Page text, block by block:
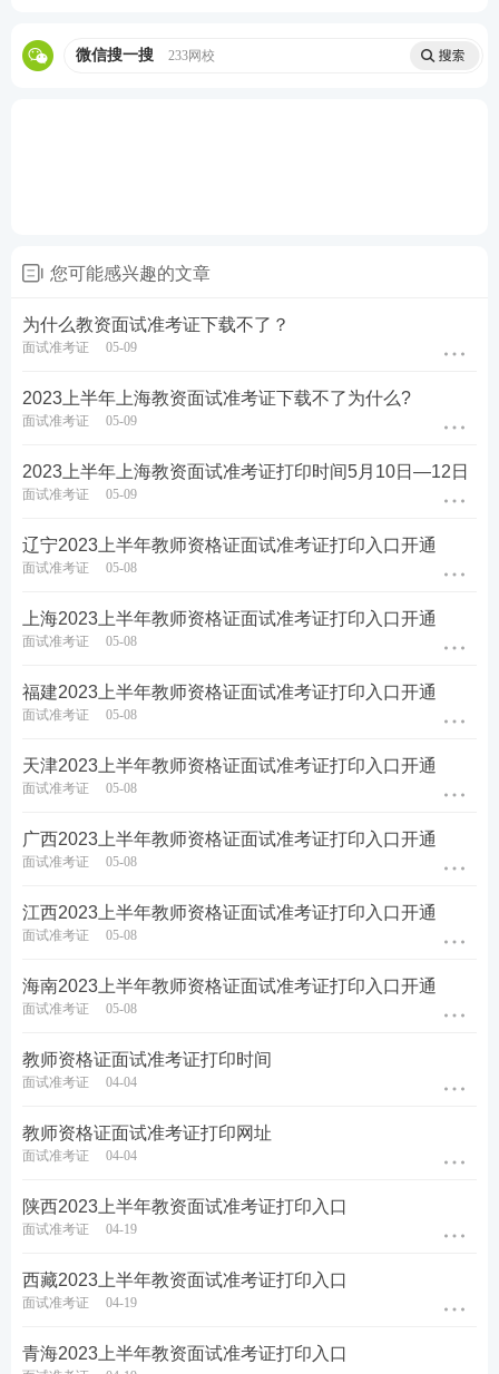
1、身份证、准考证（二者缺一不可）
2023上半年教资面试真题及答案解析>>
教资面试课程推荐
1 上岸无忧班：理论+实战双重教学，直播密训
班从结构化、试讲到答辩串讲，直击面试现场。
加购>>
2 面试指导班：
★推荐：加教师学霸君微信【ks233wx3】享1v1
微信搜一搜 233网校
您可能感兴趣的文章
为什么教资面试准考证下载不了？
面试准考证 05-09
2023上半年上海教资面试准考证下载不了为什么?
面试准考证 05-09
2023上半年上海教资面试准考证打印时间5月10日—12日
面试准考证 05-09
辽宁2023上半年教师资格证面试准考证打印入口开通
面试准考证 05-08
上海2023上半年教师资格证面试准考证打印入口开通
面试准考证 05-08
福建2023上半年教师资格证面试准考证打印入口开通
面试准考证 05-08
天津2023上半年教师资格证面试准考证打印入口开通
面试准考证 05-08
广西2023上半年教师资格证面试准考证打印入口开通
面试准考证 05-08
江西2023上半年教师资格证面试准考证打印入口开通
面试准考证 05-08
海南2023上半年教师资格证面试准考证打印入口开通
面试准考证 05-08
教师资格证面试准考证打印时间
面试准考证 04-04
教师资格证面试准考证打印网址
面试准考证 04-04
陕西2023上半年教资面试准考证打印入口
面试准考证 04-19
西藏2023上半年教资面试准考证打印入口
面试准考证 04-19
青海2023上半年教资面试准考证打印入口